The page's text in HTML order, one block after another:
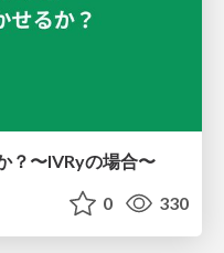
？〜IVRyの場合〜
0 330